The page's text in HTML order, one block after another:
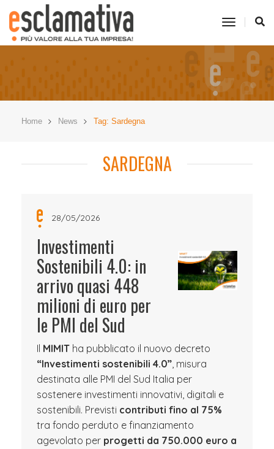
toggle
Home News Tag: Sardegna
SARDEGNA
28/05/2026
Investimenti
Sostenibili 4.0: in
arrivo quasi 448
milioni di euro per
le PMI del Sud
Il MIMIT ha pubblicato il nuovo decreto
“Investimenti sostenibili 4.0”, misura
destinata alle PMI del Sud Italia per
sostenere investimenti innovativi, digitali e
sostenibili. Previsti contributi fino al 75%
tra fondo perduto e finanziamento
agevolato per progetti da 750.000 euro a